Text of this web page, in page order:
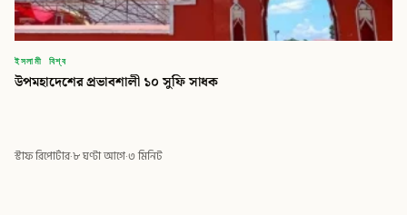
ইসলামী বিশ্ব
উপমহাদেশের প্রভাবশালী ১০ সুফি সাধক
স্টাফ রিপোর্টার·৮ ঘণ্টা আগে·৩ মিনিট